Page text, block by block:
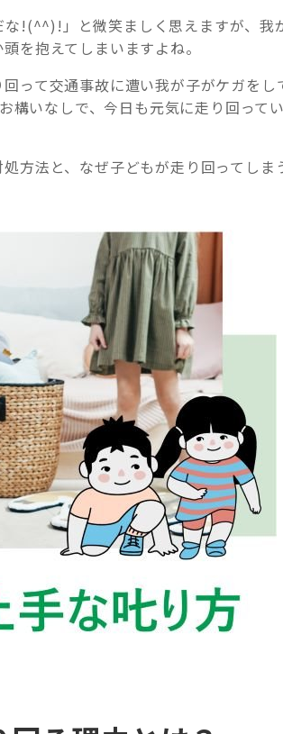
な!(^^)!」と微笑ましく思えますが、我
を抱えてしまいますよね。
って交通事故に遭い我が子がケガをし
いなしで、今日も元気に走り回って
方法と、なぜ子どもが走り回ってしま